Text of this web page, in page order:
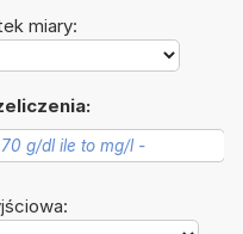
miary: